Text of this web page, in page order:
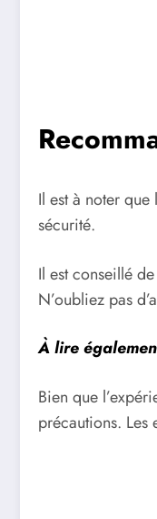
Il est à noter
sécurité.
Il est conseillé
N’oubliez pas
À lire
Bien que
précautions. Les